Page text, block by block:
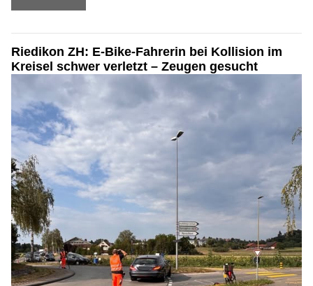
Riedikon ZH: E-Bike-Fahrerin bei Kollision im
Kreisel schwer verletzt – Zeugen gesucht